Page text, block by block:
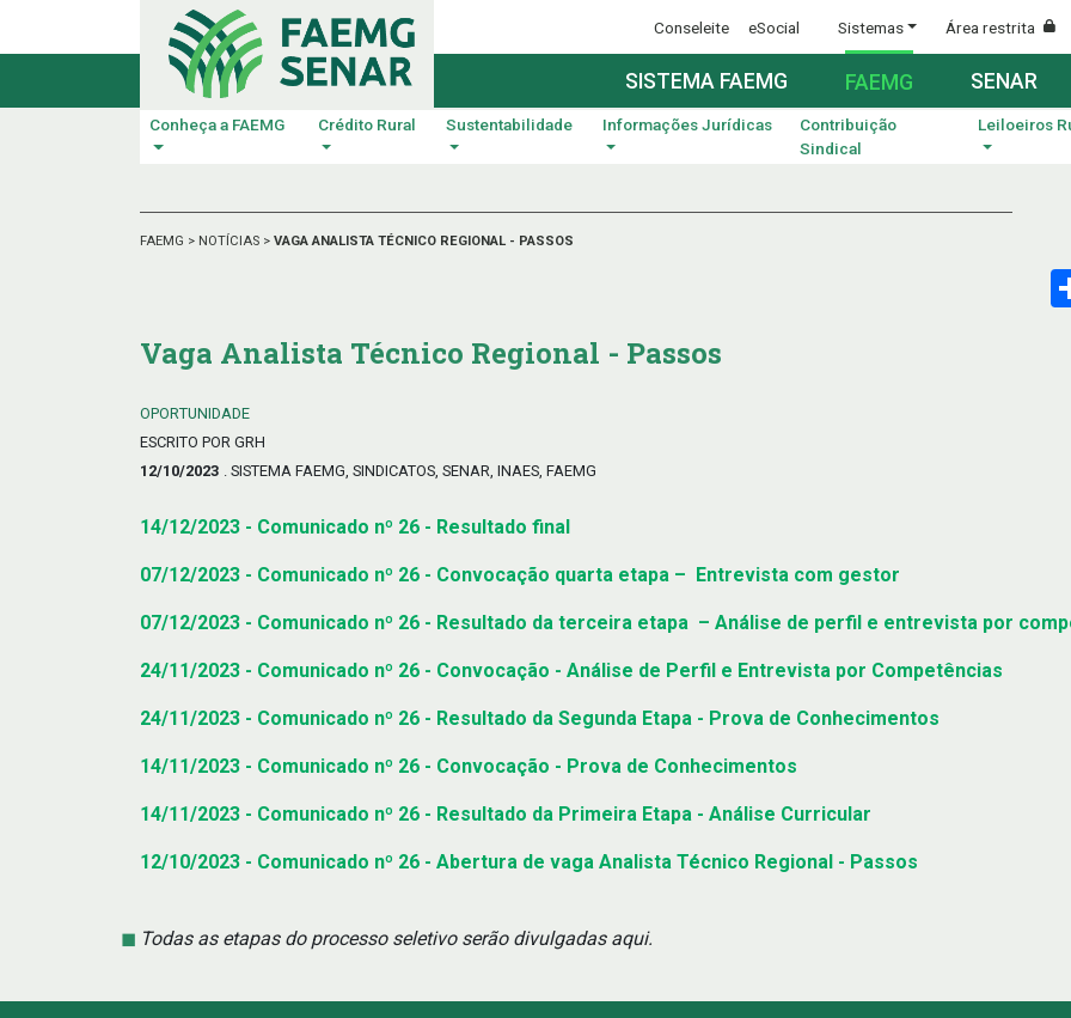
Conseleite eSocial Sistemas Área restrita
SISTEMA FAEMG FAEMG SENAR
Conheça a FAEMG Crédito Rural Sustentabilidade Informações Jurídicas
Contribuição
Sindical
Leiloeiros
FAEMG > NOTÍCIAS > VAGA ANALISTA TÉCNICO REGIONAL - PASSOS
Vaga Analista Técnico Regional - Passos
OPORTUNIDADE
ESCRITO POR GRH
12/10/2023
. SISTEMA FAEMG, SINDICATOS, SENAR, INAES, FAEMG
14/12/2023 - Comunicado nº 26 - Resultado final
07/12/2023 - Comunicado nº 26 - Convocação quarta etapa – Entrevista com gestor
07/12/2023 - Comunicado nº 26 - Resultado da terceira etapa – Análise de perfil e entrevista por
24/11/2023 - Comunicado nº 26 - Convocação - Análise de Perfil e Entrevista por Competências
24/11/2023 - Comunicado nº 26 - Resultado da Segunda Etapa - Prova de Conhecimentos
14/11/2023 - Comunicado nº 26 - Convocação - Prova de Conhecimentos
14/11/2023 - Comunicado nº 26 - Resultado da Primeira Etapa - Análise Curricular
12/10/2023 - Comunicado nº 26 - Abertura de vaga Analista Técnico Regional - Passos
Todas as etapas do processo seletivo serão divulgadas aqui.